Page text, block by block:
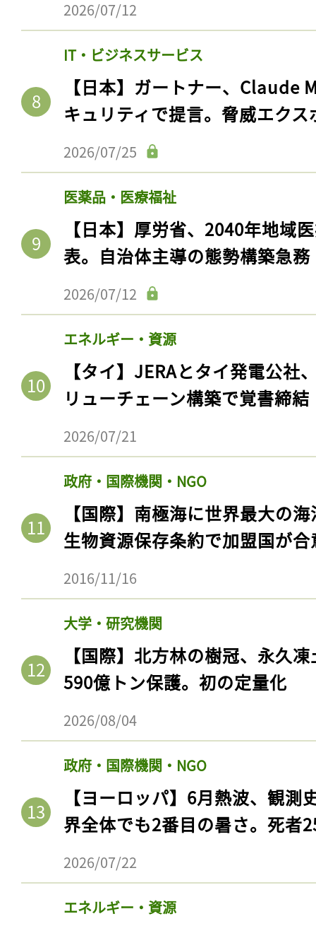
2026/07/12
IT・ビジネスサービス
【日本】ガートナー、Claude
キュリティで提言。脅威エク
2026/07/25
医薬品・医療福祉
【日本】厚労省、2040年地域
表。自治体主導の態勢構築急務
2026/07/12
エネルギー・資源
【タイ】JERAとタイ発電公社
リューチェーン構築で覚書締結
2026/07/21
政府・国際機関・NGO
【国際】南極海に世界最大の
生物資源保存条約で加盟国が合
2016/11/16
大学・研究機関
【国際】北方林の樹冠、永久
590億トン保護。初の定量化
2026/08/04
政府・国際機関・NGO
【ヨーロッパ】6月熱波、観
界全体でも2番目の暑さ。死者
2026/07/22
エネルギー・資源
記事をお気に入りに
ログインが必